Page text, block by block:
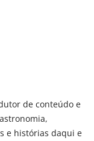
de conteúdo e
e histórias daqui e